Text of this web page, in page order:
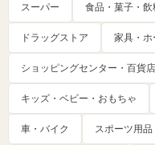
スーパー 食品・菓子・
ドラッグストア 家具・ホ
ショッピングセンター・百貨店
キッズ・ベビー・おもちゃ
車・バイク スポーツ用